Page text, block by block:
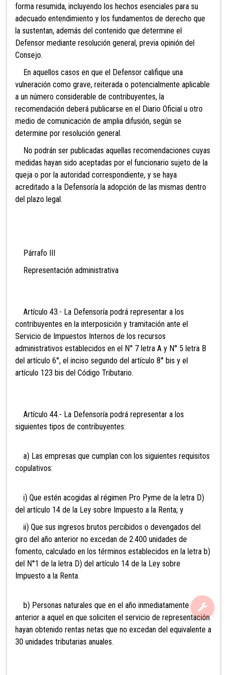
forma resumida, incluyendo los hechos esenciales para su
adecuado entendimiento y los fundamentos de derecho que
la sustentan, además del contenido que determine el
Defensor mediante resolución general, previa opinión del
Consejo.
En aquellos casos en que el Defensor califique una
vulneración como grave, reiterada o potencialmente aplicable
a un número considerable de contribuyentes, la
recomendación deberá publicarse en el Diario Oficial u otro
medio de comunicación de amplia difusión, según se
determine por resolución general.
No podrán ser publicadas aquellas recomendaciones cuyas
medidas hayan sido aceptadas por el funcionario sujeto de la
queja o por la autoridad correspondiente, y se haya
acreditado a la Defensoría la adopción de las mismas dentro
del plazo legal.
Párrafo III
Representación administrativa
Artículo 43.- La Defensoría podrá representar a los
contribuyentes en la interposición y tramitación ante el
Servicio de Impuestos Internos de los recursos
administrativos establecidos en el N° 7 letra A y N° 5 letra B
del artículo 6°, el inciso segundo del artículo 8° bis y el
artículo 123 bis del Código Tributario.
Artículo 44.- La Defensoría podrá representar a los
siguientes tipos de contribuyentes:
a) Las empresas que cumplan con los siguientes requisitos
copulativos:
i) Que estén acogidas al régimen Pro Pyme de la letra D)
del artículo 14 de la Ley sobre Impuesto a la Renta; y
ii) Que sus ingresos brutos percibidos o devengados del
giro del año anterior no excedan de 2.400 unidades de
fomento, calculado en los términos establecidos en la letra b)
del N°1 de la letra D) del artículo 14 de la Ley sobre
Impuesto a la Renta.
b) Personas naturales que en el año inmediatamente
anterior a aquel en que soliciten el servicio de representación
hayan obtenido rentas netas que no excedan del equivalente a
30 unidades tributarias anuales.